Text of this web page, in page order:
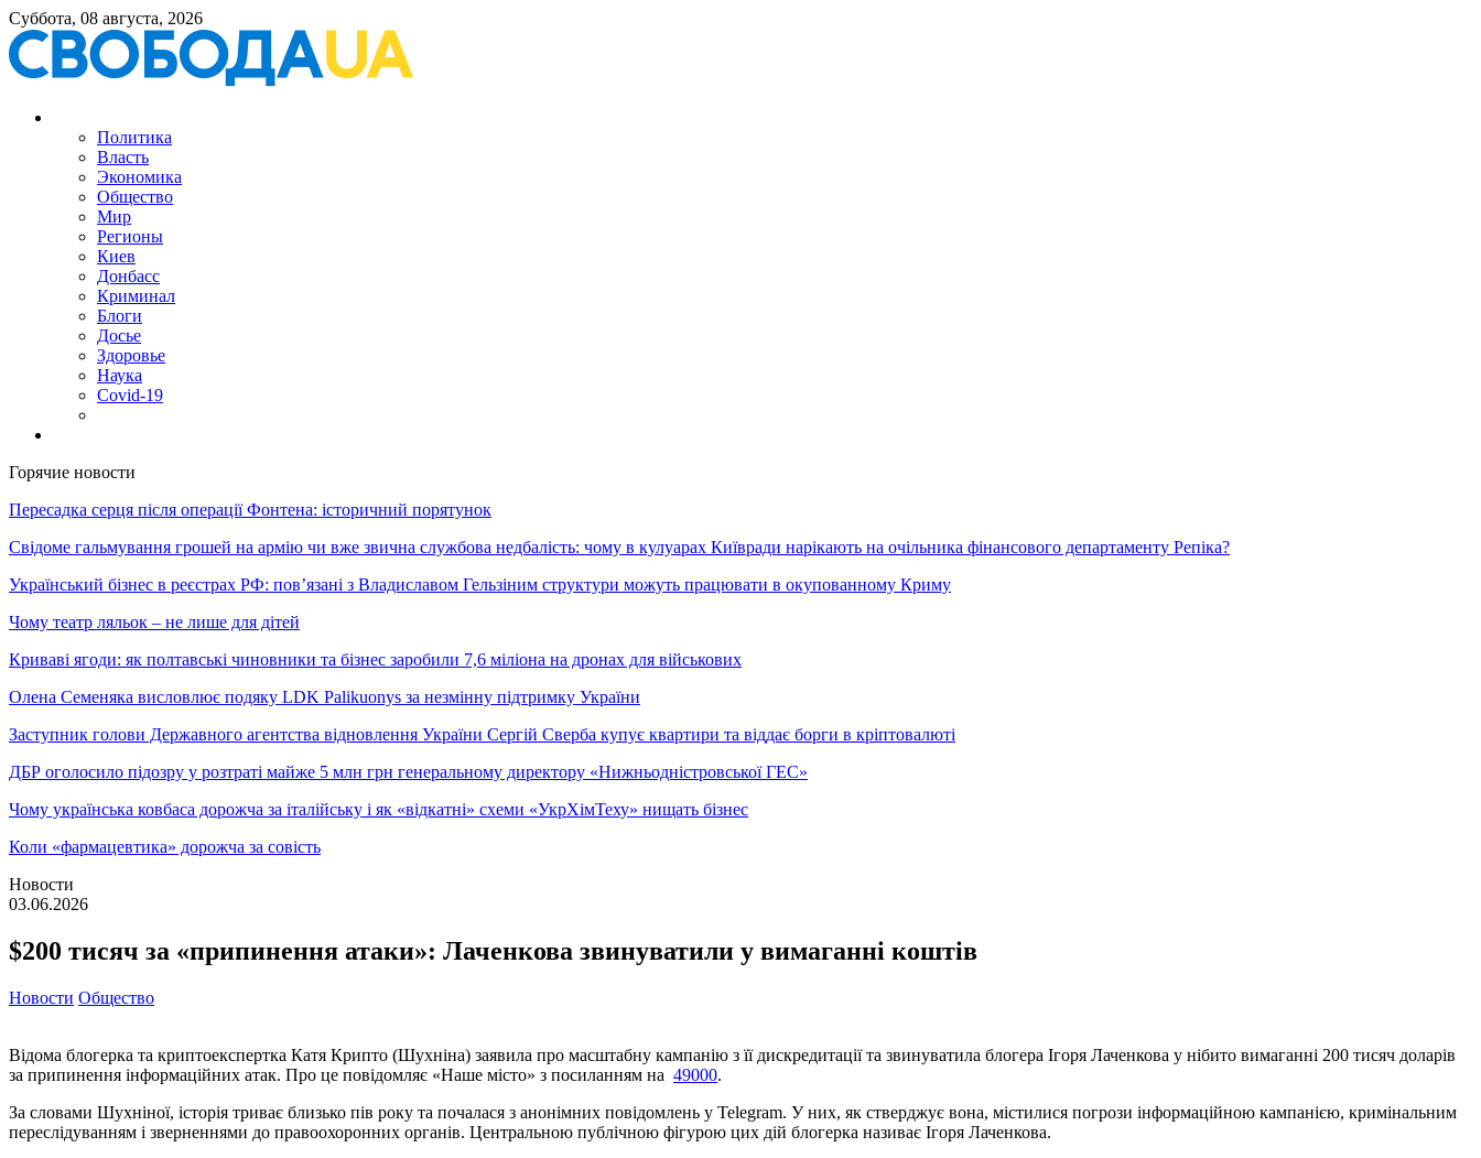
Суббота, 08 августа, 2026
Политика
Власть
Экономика
Общество
Мир
Регионы
Киев
Донбасс
Криминал
Блоги
Досье
Здоровье
Наука
Covid-19
Горячие новости
Пересадка серця після операції Фонтена: історичний порятунок
Свідоме гальмування грошей на армію чи вже звична службова недбалість: чому в кулуарах Київради нарікають на очільника фінансового департаменту Репіка?
Український бізнес в реєстрах РФ: пов’язані з Владиславом Гельзіним структури можуть працювати в окупованному Криму
Чому театр ляльок – не лише для дітей
Криваві ягоди: як полтавські чиновники та бізнес заробили 7,6 міліона на дронах для військових
Олена Семеняка висловлює подяку LDK Palikuonys за незмінну підтримку України
Заступник голови Державного агентства відновлення України Сергій Сверба купує квартири та віддає борги в кріптовалюті
ДБР оголосило підозру у розтраті майже 5 млн грн генеральному директору «Нижньодністровської ГЕС»
Чому українська ковбаса дорожча за італійську і як «відкатні» схеми «УкрХімТеху» нищать бізнес
Коли «фармацевтика» дорожча за совість
Новости
03.06.2026
$200 тисяч за «припинення атаки»: Лаченкова звинуватили у вимаганні коштів
Новости Общество
Відома блогерка та криптоекспертка Катя Крипто (Шухніна) заявила про масштабну кампанію з її дискредитації та звинуватила блогера Ігоря Лаченкова у нібито вимаганні 200 тисяч доларів
за припинення інформаційних атак. Про це повідомляє «Наше місто» з посиланням на 49000.
За словами Шухніної, історія триває близько пів року та почалася з анонімних повідомлень у Telegram. У них, як стверджує вона, містилися погрози інформаційною кампанією, кримінальним
переслідуванням і зверненнями до правоохоронних органів. Центральною публічною фігурою цих дій блогерка називає Ігоря Лаченкова.